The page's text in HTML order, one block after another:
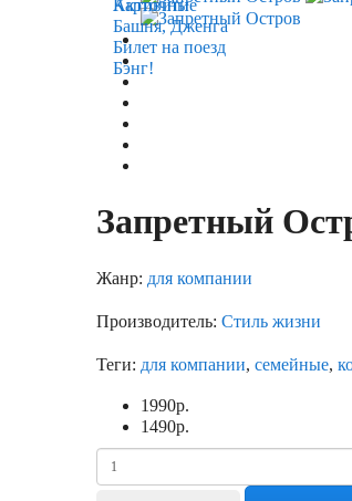
Карточные
Активити
Башня, Дженга
Билет на поезд
Бэнг!
Запретный
Жанр: для компании
Производитель: Стиль жизни
Теги: для компании, семейные,
1990р.
1490р.